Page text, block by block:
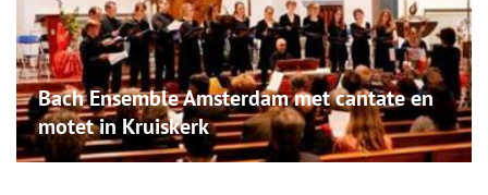
Bach Ensemble Amsterdam met cantate en
motet in Kruiskerk